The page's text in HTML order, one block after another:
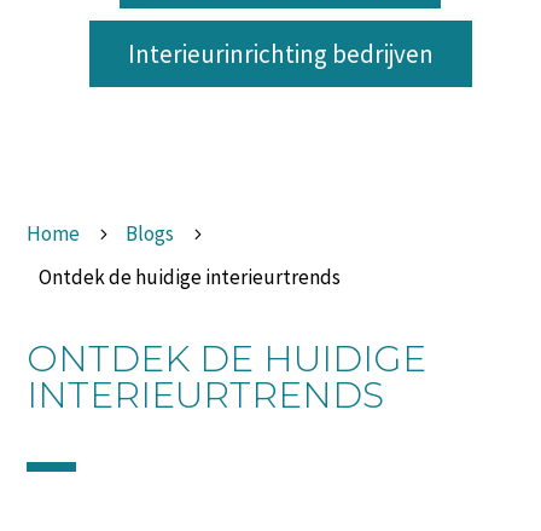
Interieurinrichting bedrijven
Home 5 Blogs 5
Ontdek de huidige interieurtrends
ONTDEK DE HUIDIGE
INTERIEURTRENDS